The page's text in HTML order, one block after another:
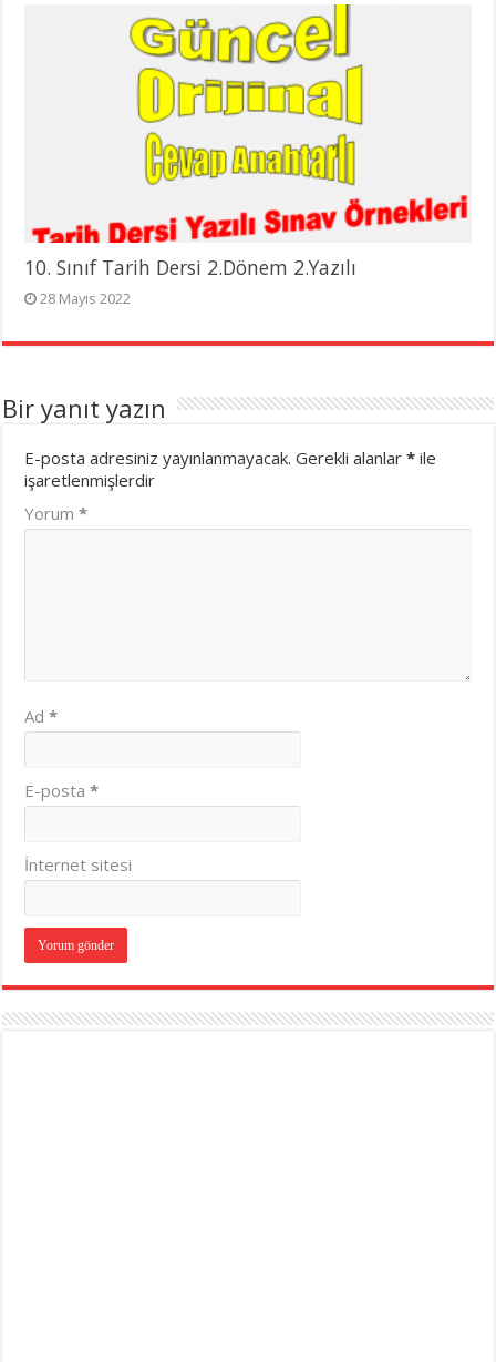
10. Sınıf Tarih Dersi 2.Dönem 2.Yazılı
28 Mayıs 2022
Bir yanıt yazın
E-posta adresiniz yayınlanmayacak. Gerekli alanlar* ile
işaretlenmişlerdir
Yorum*
Ad*
E-posta*
İnternet sitesi